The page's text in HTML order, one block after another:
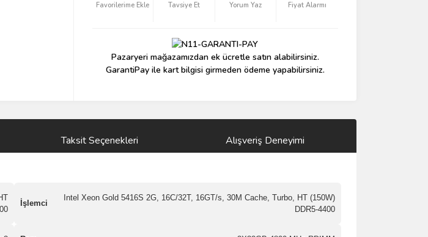
Tavsiye Et Yorum Yaz Fiyat Alarmı
Pazaryeri mağazamızdan ek ücretle satın alabilirsiniz.
GarantiPay ile kart bilgisi girmeden ödeme yapabilirsiniz.
Taksit Seçenekleri Alışveriş Deneyimi
İşlemci
Intel Xeon Gold 5416S 2G, 16C/32T, 16GT/s, 30M Cache, Turbo, HT (150W)
DDR5-4400